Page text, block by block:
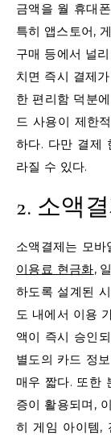
금액을 월 휴대
특히 앱스토어,
구매 등에서 널
치면 즉시 결제
한 편리함 덕분
드 사용이 제한
하다. 다만 결제
라질 수 있다.
2. 소액
소액결제는 모
이용료 현금화,
하도록 설계된
도 내에서 이용
액이 즉시 승인
별도의 카드 정
매우 짧다. 또한
증이 활용되며,
히 게임 아이템,